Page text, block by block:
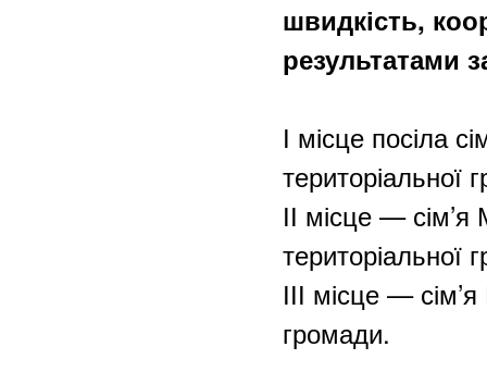
швидкість,
результатами
І місце посіла
територіальної
ІІ місце — сім’я
територіальної
ІІІ місце —
громади.